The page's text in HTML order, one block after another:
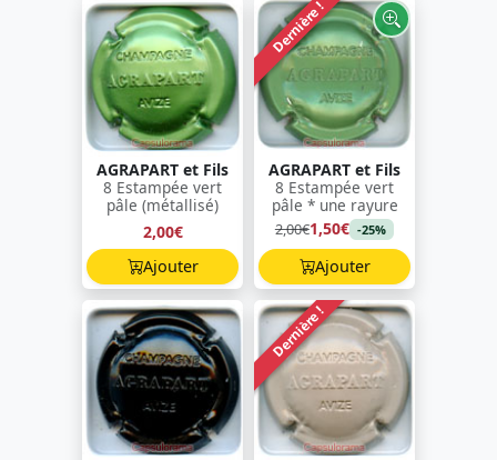
AGRAPART et Fils
8 Estampée vert
pâle (métallisé)
2,00€
Ajouter
Dernière !
AGRAPART et Fils
8 Estampée vert
pâle * une rayure
2,00€1,50€ -25%
Ajouter
Dernière !